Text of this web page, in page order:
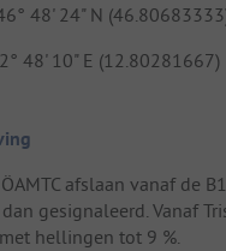
48' 24" N
48' 10" E (12.80281667)
afslaan vanaf de
gesignaleerd. Vanaf
hellingen tot 9 %.